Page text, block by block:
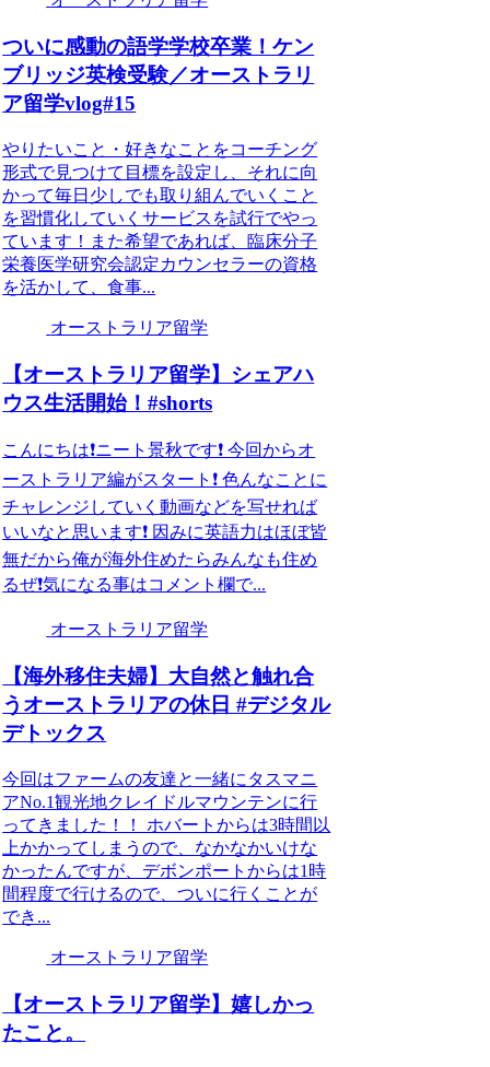
ついに感動の語学学校卒業！ケン
ブリッジ英検受験／オーストラリ
ア留学vlog#15
やりたいこと・好きなことをコーチング
形式で見つけて目標を設定し、それに向
かって毎日少しでも取り組んでいくこと
を習慣化していくサービスを試行でやっ
ています！また希望であれば、臨床分子
栄養医学研究会認定カウンセラーの資格
を活かして、食事...
オーストラリア留学
【オーストラリア留学】シェアハ
ウス生活開始！#shorts
こんにちは❗️ニート景秋です❗️ 今回からオ
ーストラリア編がスタート❗️ 色んなことに
チャレンジしていく動画などを写せれば
いいなと思います❗️ 因みに英語力はほぼ皆
無だから俺が海外住めたらみんなも住め
るぜ❗️気になる事はコメント欄で...
オーストラリア留学
【海外移住夫婦】大自然と触れ合
うオーストラリアの休日 #デジタル
デトックス
今回はファームの友達と一緒にタスマニ
アNo.1観光地クレイドルマウンテンに行
ってきました！！ ホバートからは3時間以
上かかってしまうので、なかなかいけな
かったんですが、デボンポートからは1時
間程度で行けるので、ついに行くことが
でき...
オーストラリア留学
【オーストラリア留学】嬉しかっ
たこと。